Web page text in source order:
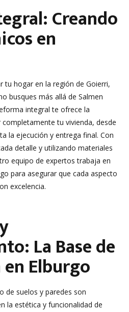
Creando
en
tu hogar en la región de Goierri,
busques más allá de Salmen
integral te ofrece la
tu vivienda, desde
la ejecución y entrega final. Con
detalle y utilizando materiales
equipo de expertos trabaja en
para asegurar que cada aspecto
excelencia.
La Base de
Elburgo
de suelos y paredes son
la estética y funcionalidad de